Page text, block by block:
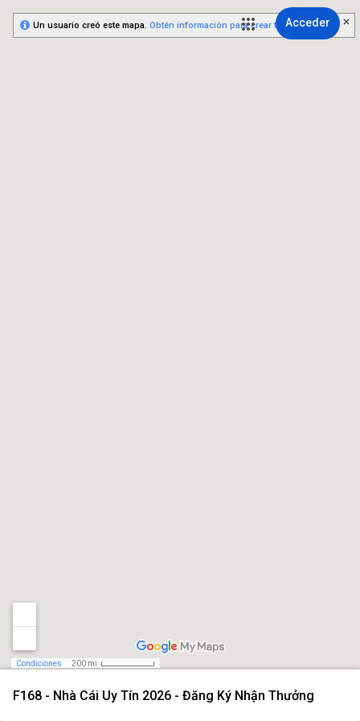
Acceder
F168 - Nhà Cái Uy Tín 2026 - Đăng Ký Nhận Thưởng
Condiciones 200 mi
Un usuario creó este mapa. Obtén información para crear tu propio mapa.